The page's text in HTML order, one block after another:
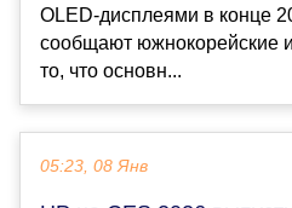
OLED-дисплеями в конце
сообщают южнокорейские
то, что основн...
05:23, 08 Янв